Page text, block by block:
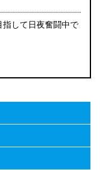
して日夜奮闘中で